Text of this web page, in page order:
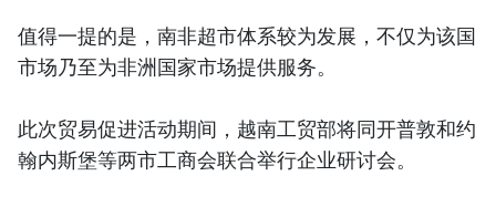
值得一提的是，南非超市体系较为发展，不仅为该国
市场乃至为非洲国家市场提供服务。
此次贸易促进活动期间，越南工贸部将同开普敦和约
翰内斯堡等两市工商会联合举行企业研讨会。